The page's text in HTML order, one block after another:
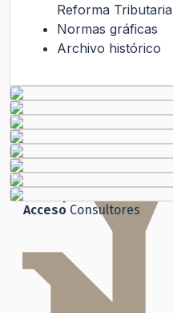
Reforma Tributaria
Normas gráficas
Archivo histórico
Ley de Transparencia
Histórico
Ley del Lobby
Ley de Transparencia
Acceso Consultores